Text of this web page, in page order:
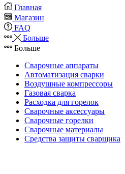
Главная
Магазин
FAQ
Больше
Больше
Сварочные аппараты
Автоматизация сварки
Воздушные компрессоры
Газовая сварка
Расходка для горелок
Сварочные аксессуары
Сварочные горелки
Сварочные материалы
Средства защиты сварщика